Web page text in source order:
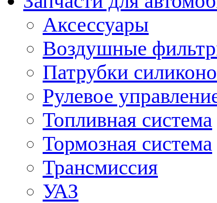
Аксессуары
Воздушные
Патрубки
Рулевое
Топливная система
Тормозная система
Трансмиссия
УАЗ